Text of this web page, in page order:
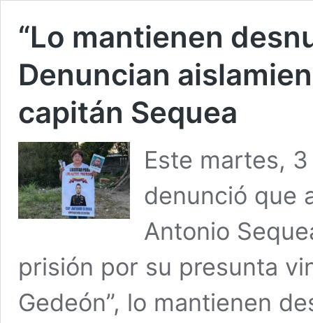
“Lo mantienen
Denuncian
capitán Sequea
Este martes,
denunció que
Antonio
prisión por su presunta
Gedeón”, lo mantienen